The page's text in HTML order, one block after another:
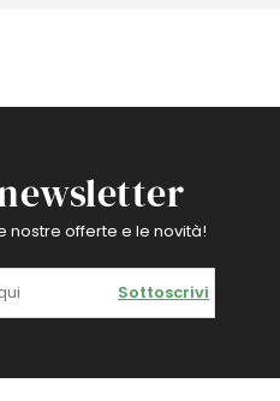
nostre offerte e le novità!
Sottoscrivi